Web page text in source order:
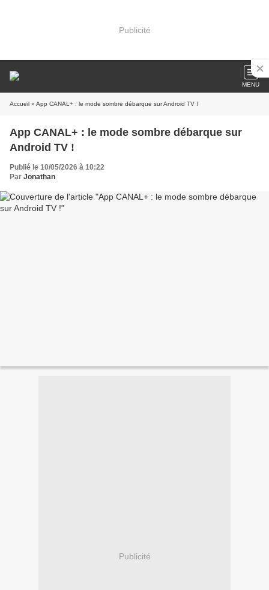
Publicité
MENU
Accueil » App CANAL+ : le mode sombre débarque sur Android TV !
App CANAL+ : le mode sombre débarque sur
Android TV !
Publié le 10/05/2026 à 10:22
Par Jonathan
Publicité